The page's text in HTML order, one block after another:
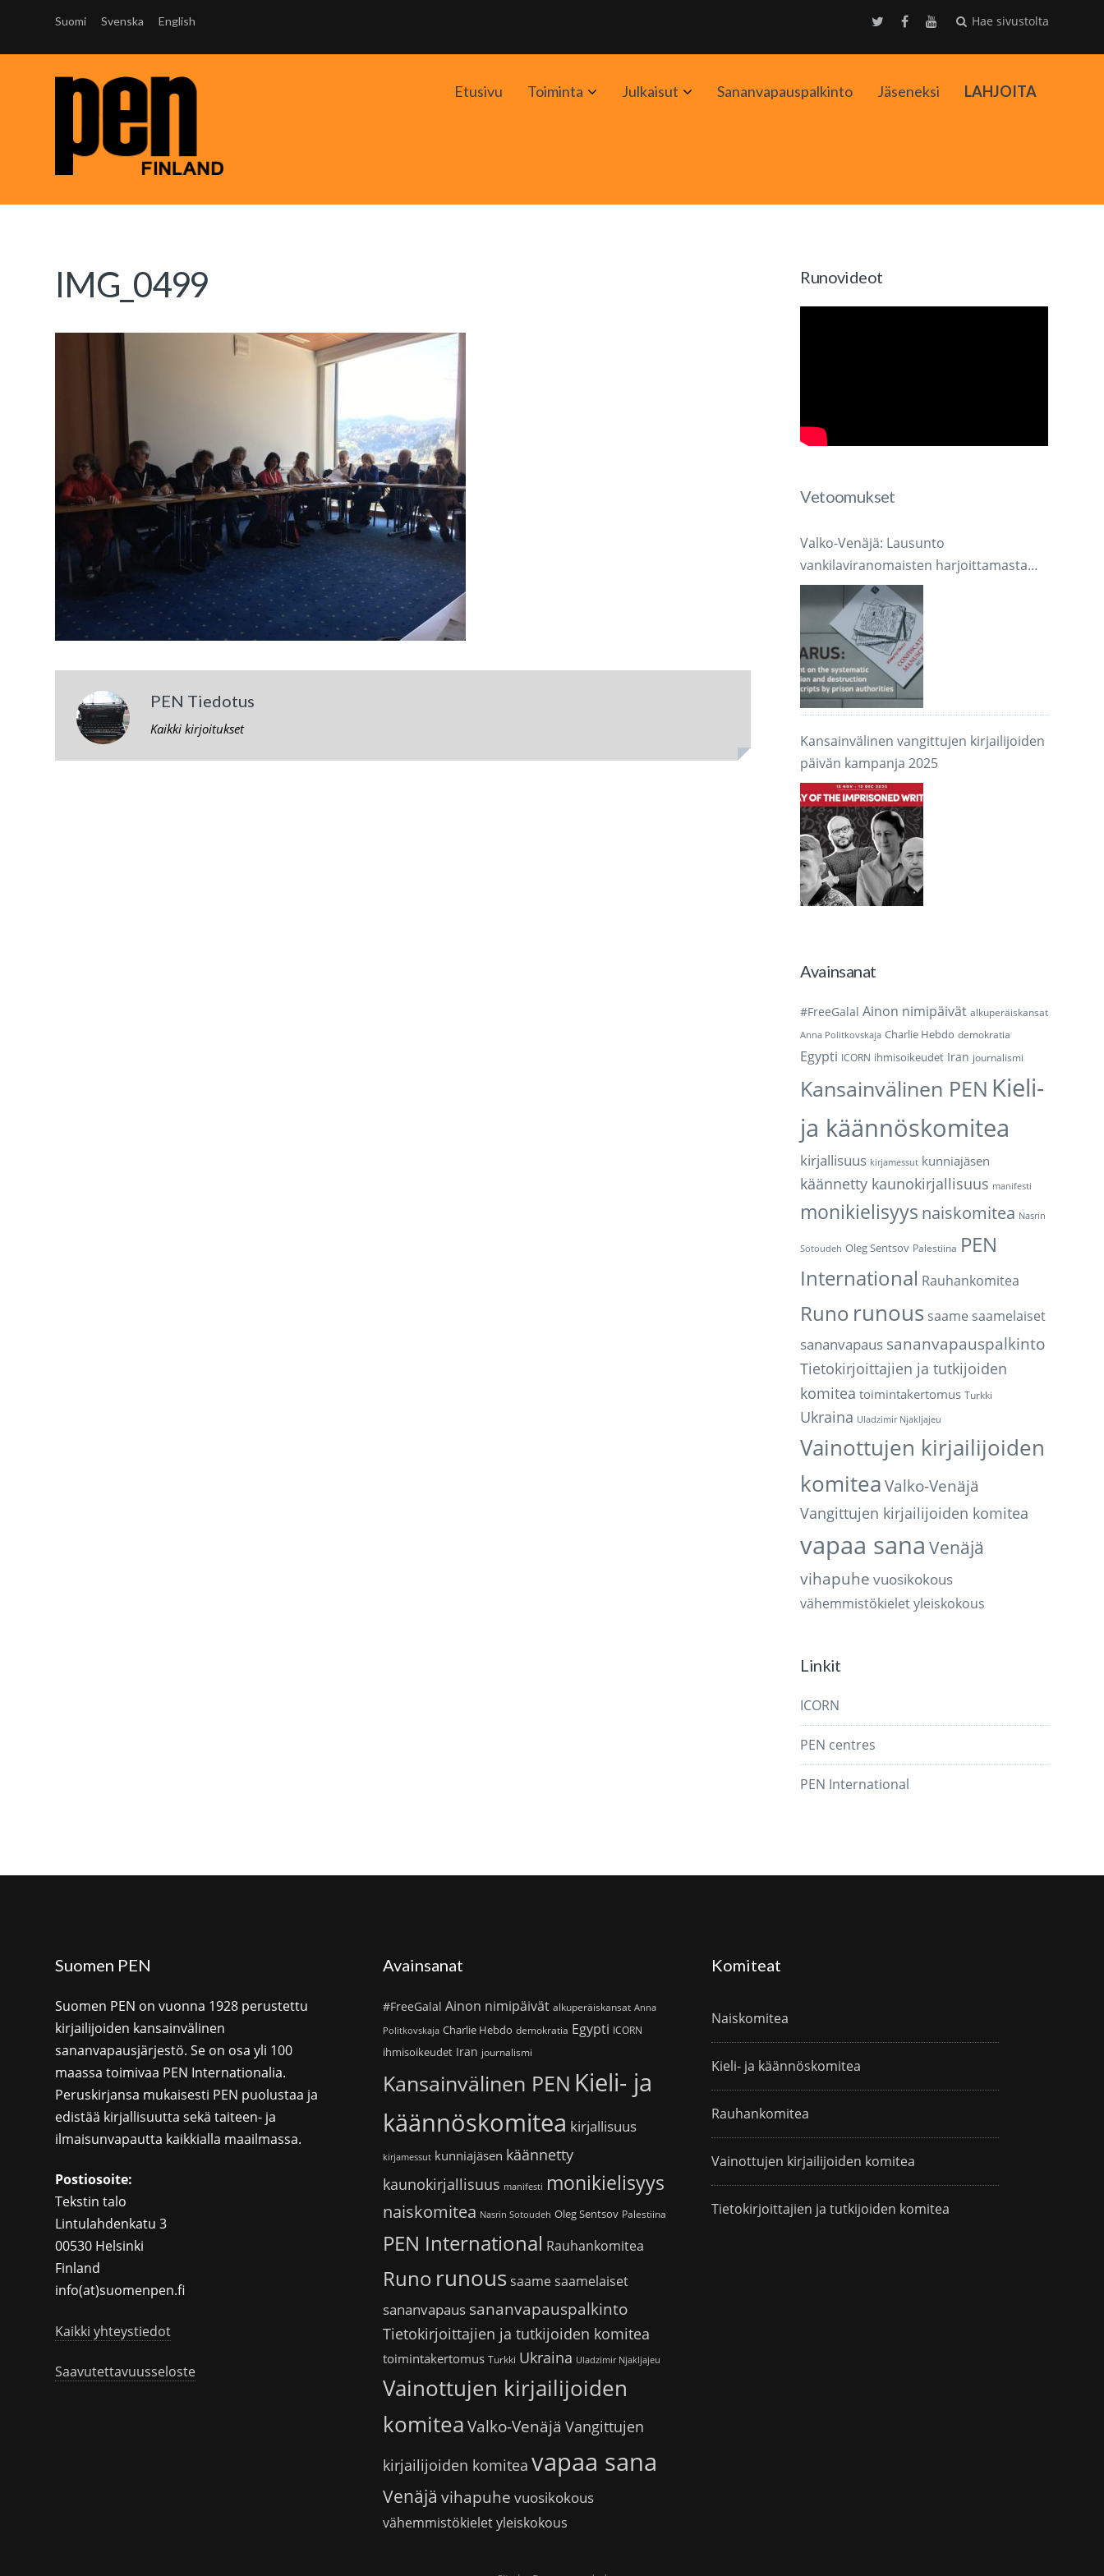
Suomi Svenska English Hae sivustolta
Etusivu Toiminta AvaaJulkaisut AvaaSananvapauspalkinto Jäseneksi LAHJOITA
IMG_0499
PEN Tiedotus
Kaikki kirjoitukset
Runovideot
Vetoomukset
Valko-Venäjä: Lausunto
vankilaviranomaisten harjoittamasta
järjestelmällisestä käsikirjoitusten
takavarikoinnista ja tuhoamisesta
Kansainvälinen vangittujen kirjailijoiden
päivän kampanja 2025
Avainsanat
#FreeGalal Ainon nimipäivät alkuperäiskansat
Anna Politkovskaja Charlie Hebdo demokratia
Egypti ICORN ihmisoikeudet Iran journalismi
Kansainvälinen PEN Kieli-
ja käännöskomitea
kirjallisuus kirjamessut kunniajäsen
käännetty kaunokirjallisuus manifesti
monikielisyys naiskomitea Nasrin
Sotoudeh Oleg Sentsov Palestiina PEN
International Rauhankomitea
Runo runous saame saamelaiset
sananvapaus sananvapauspalkinto
Tietokirjoittajien ja tutkijoiden
komitea toimintakertomus Turkki
Ukraina Uladzimir Njakljajeu
Vainottujen kirjailijoiden
komitea Valko-Venäjä
Vangittujen kirjailijoiden komitea
vapaa sana Venäjä
vihapuhe vuosikokous
vähemmistökieletyleiskokous
Linkit
ICORN
PEN centres
PEN International
Suomen PEN
Suomen PEN on vuonna 1928 perustettu
kirjailijoiden kansainvälinen
sananvapausjärjestö. Se on osa yli 100
maassa toimivaa PEN Internationalia.
Peruskirjansa mukaisesti PEN puolustaa ja
edistää kirjallisuutta sekä taiteen- ja
ilmaisunvapautta kaikkialla maailmassa.
Postiosoite:
Tekstin talo
Lintulahdenkatu 3
00530 Helsinki
Finland
info(at)suomenpen.fi
Kaikki yhteystiedot
Saavutettavuusseloste
Avainsanat
#FreeGalal Ainon nimipäivät alkuperäiskansat Anna
Politkovskaja Charlie Hebdo demokratia Egypti ICORN
ihmisoikeudet Iran journalismi
Kansainvälinen PEN Kieli- ja
käännöskomitea kirjallisuus
kirjamessut kunniajäsen käännetty
kaunokirjallisuus manifesti monikielisyys
naiskomitea Nasrin Sotoudeh Oleg Sentsov Palestiina
PEN International Rauhankomitea
Runo runoussaamesaamelaiset
sananvapaus sananvapauspalkinto
Tietokirjoittajien ja tutkijoiden komitea
toimintakertomus Turkki Ukraina Uladzimir Njakljajeu
Vainottujen kirjailijoiden
komitea Valko-Venäjä Vangittujen
kirjailijoiden komitea vapaa sana
Venäjä vihapuhe vuosikokous
vähemmistökieletyleiskokous
Komiteat
Naiskomitea
Kieli- ja käännöskomitea
Rauhankomitea
Vainottujen kirjailijoiden komitea
Tietokirjoittajien ja tutkijoiden komitea